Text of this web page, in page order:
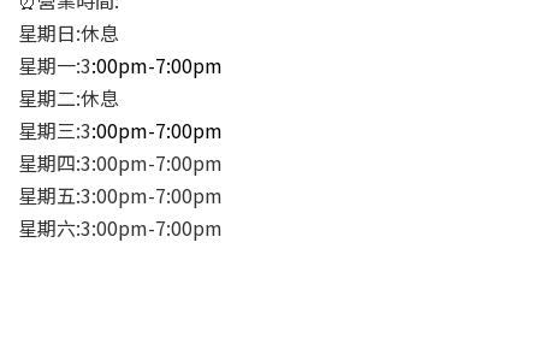
星期日:休息
星期一:3:00pm-7:00pm
星期二:休息
星期三:3:00pm-7:00pm
星期四:3:00pm-7:00pm
星期五:3:00pm-7:00pm
星期六:3:00pm-7:00pm